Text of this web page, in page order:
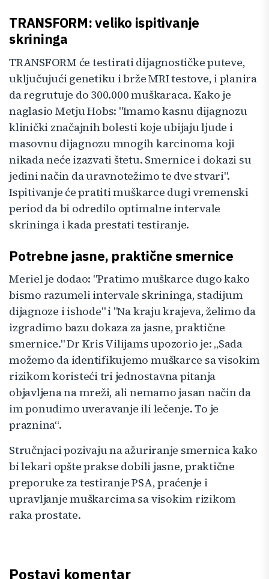
TRANSFORM: veliko ispitivanje
skrininga
TRANSFORM će testirati dijagnostičke puteve,
uključujući genetiku i brže MRI testove, i planira
da regrutuje do 300.000 muškaraca. Kako je
naglasio Metju Hobs: "Imamo kasnu dijagnozu
klinički značajnih bolesti koje ubijaju ljude i
masovnu dijagnozu mnogih karcinoma koji
nikada neće izazvati štetu. Smernice i dokazi su
jedini način da uravnotežimo te dve stvari".
Ispitivanje će pratiti muškarce dugi vremenski
period da bi odredilo optimalne intervale
skrininga i kada prestati testiranje.
Potrebne jasne, praktične smernice
Meriel je dodao: "Pratimo muškarce dugo kako
bismo razumeli intervale skrininga, stadijum
dijagnoze i ishode" i "Na kraju krajeva, želimo da
izgradimo bazu dokaza za jasne, praktične
smernice." Dr Kris Vilijams upozorio je: „Sada
možemo da identifikujemo muškarce sa visokim
rizikom koristeći tri jednostavna pitanja
objavljena na mreži, ali nemamo jasan način da
im ponudimo uveravanje ili lečenje. To je
praznina“.
Stručnjaci pozivaju na ažuriranje smernica kako
bi lekari opšte prakse dobili jasne, praktične
preporuke za testiranje PSA, praćenje i
upravljanje muškarcima sa visokim rizikom
raka prostate.
Postavi komentar